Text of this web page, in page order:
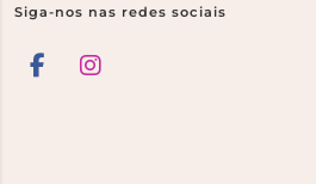
Siga-nos nas redes sociais